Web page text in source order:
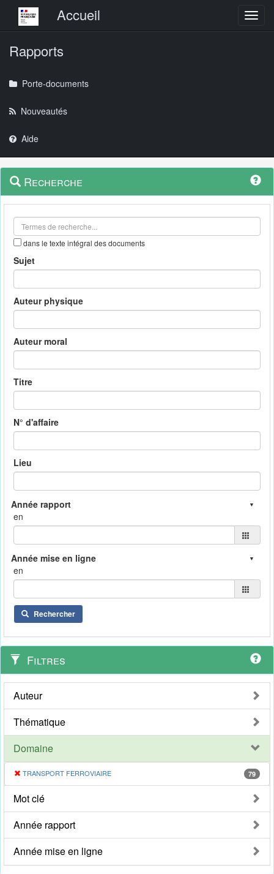
Menu principalAccueil
Rapports
Porte-documents
Nouveautés
Aide
Navigation
outils
Menu
contextuel
Recherche
dans le texte intégral des documents
Sujet
Auteur physique
Auteur moral
Titre
N° d'affaire
Lieu
en
en
Rechercher
Filtres
Auteur
Thématique
Domaine
TRANSPORT FERROVIAIRE 79
Mot clé
Année rapport
Année mise en ligne